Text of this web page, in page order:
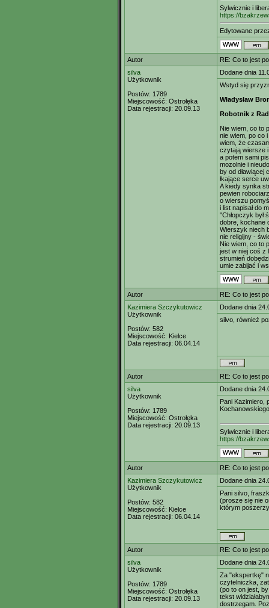
Sylwicznie i
https://
Edytowane
Autor
RE: Co to jest
silva
Użytkownik
Postów: 1789
Miejscowość: Ostrołęka
Data rejestracji: 20.09.13
Dodane dnia
Wstyd się
Władysław
Robotnik z
Nie wiem, co to
nie wiem, po co
wiem, że
czytają wiersze i
a potem sami
mozolnie i
by od dławiącej
łkające serce
A kiedy synka
pewien
o wierszu
i list napisał do
"Chłopczyk był
dobre, kochane
Wierszyk niech
nie religijny -
Nie wiem, co to
jest w niej coś z
strumień
umie zabijać i
Autor
RE: Co to jest
Kazimiera Szczykutowicz
Użytkownik
Postów: 582
Miejscowość: Kielce
Data rejestracji: 06.04.14
Dodane dnia
silvo, również
Autor
RE: Co to jest
silva
Użytkownik
Postów: 1789
Miejscowość: Ostrołęka
Data rejestracji: 20.09.13
Dodane dnia
Pani Kazimiero,
Sylwicznie i
https://
Autor
RE: Co to jest
Kazimiera Szczykutowicz
Użytkownik
Postów: 582
Miejscowość: Kielce
Data rejestracji: 06.04.14
Dodane dnia
Pani silvo,
(prosze się nie
którym
Autor
RE: Co to jest
silva
Użytkownik
Postów: 1789
Miejscowość: Ostrołęka
Data rejestracji: 20.09.13
Dodane dnia
Za "ekspertkę"
czytelniczka,
(po to on jest,
tekst
dostrzegam.